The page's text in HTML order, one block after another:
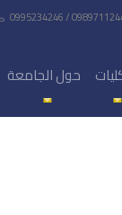
0995234246 /
حول الجامعة